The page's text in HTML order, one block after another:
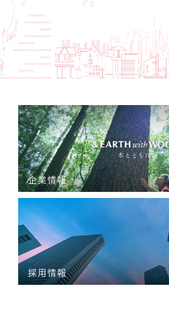
企業情報
採用情報